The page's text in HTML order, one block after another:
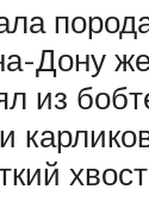
Дону
из